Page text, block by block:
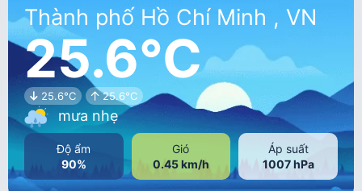
Thành phố Hồ Chí Minh , VN
25.6°C
25.6°C 25.6°C
mưa nhẹ
Độ ẩm
90%
Gió
0.45 km/h
Áp suất
1007 hPa